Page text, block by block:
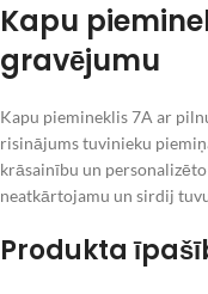
Kapu
gravējumu
Kapu piemineklis 7A ar
risinājums tuvinieku
krāsainību un
neatkārtojamu un sirdij
Produkta